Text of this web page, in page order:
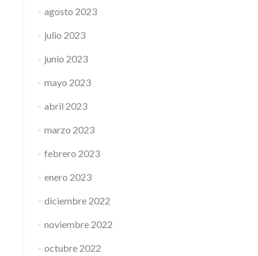
agosto 2023
julio 2023
junio 2023
mayo 2023
abril 2023
marzo 2023
febrero 2023
enero 2023
diciembre 2022
noviembre 2022
octubre 2022